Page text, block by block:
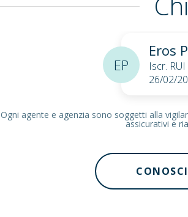
Eros
Iscr.
26/02/
EP
Ogni agente e agenzia sono soggetti alla
assicurativi e